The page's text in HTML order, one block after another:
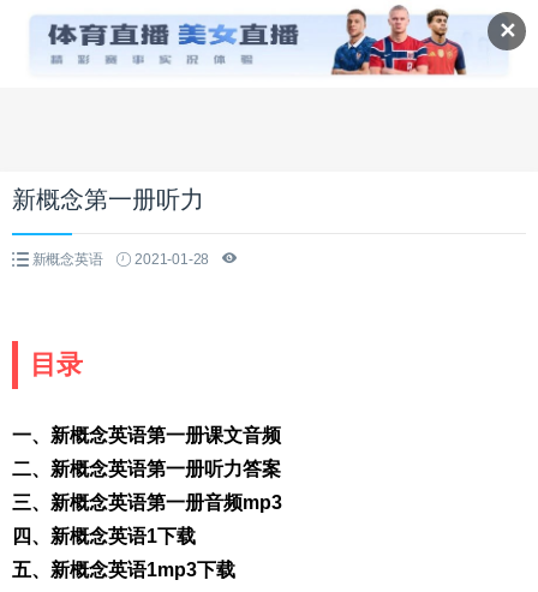
✕
新概念第一册听力
新概念英语 2021-01-28
目录
一、新概念英语第一册课文音频
二、新概念英语第一册听力答案
三、新概念英语第一册音频mp3
四、新概念英语1下载
五、新概念英语1mp3下载